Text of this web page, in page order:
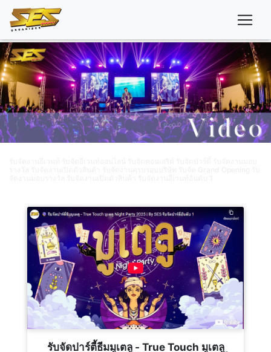
รับจัดปาร์ตี้ธีมมูเตลู - True Touch มูเตลู